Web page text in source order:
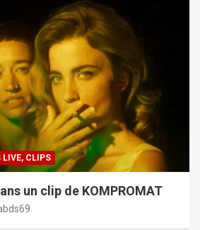
LIVE, CLIPS
un clip de KOMPROMAT